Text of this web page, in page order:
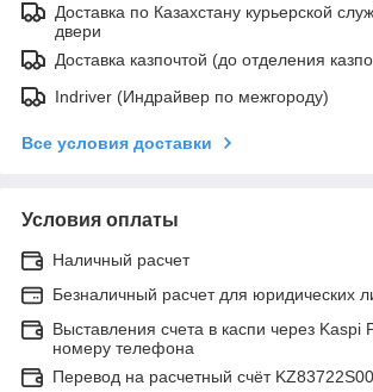
Доставка по Казахстану курьерской
двери
Доставка казпочтой (до отделения
Indriver (Индрайвер по межгороду)
Все условия доставки
Условия оплаты
Наличный расчет
Безналичный расчет для юридических
Выставления счета в каспи через Kaspi
номеру телефона
Перевод на расчетный счёт